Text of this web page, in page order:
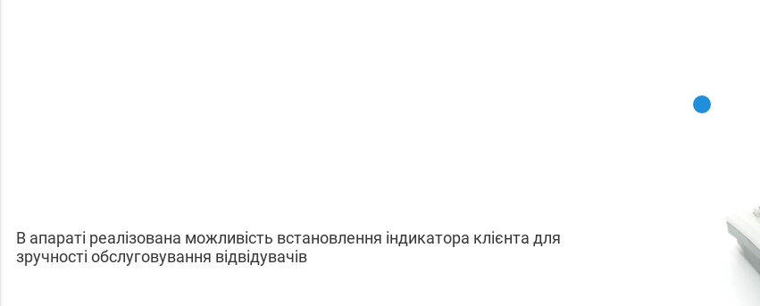
В апараті реалізована можливість встановлення індикатора клієнта для
зручності обслуговування відвідувачів